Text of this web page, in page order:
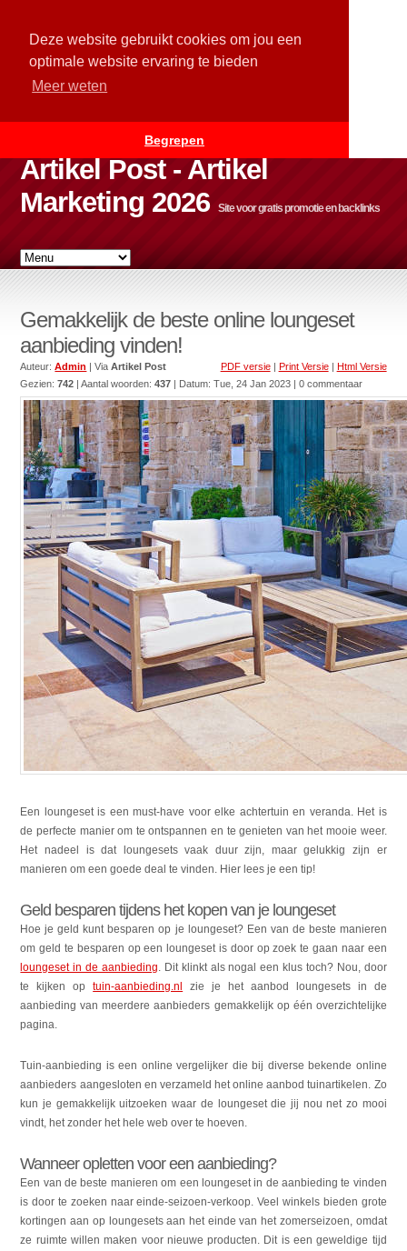
Deze website gebruikt cookies om jou een
optimale website ervaring te bieden
Meer weten
Begrepen
Artikel Post - Artikel
Marketing 2026
Site voor gratis promotie en backlinks
Gemakkelijk de beste online loungeset
aanbieding vinden!
PDF versie| Print Versie| Html Versie
Auteur:Admin | ViaArtikel Post
Gezien:742 | Aantal woorden:437 | Datum:Tue, 24 Jan 2023 | 0 commentaar
Een loungeset is een must-have voor elke achtertuin en veranda. Het is
de perfecte manier om te ontspannen en te genieten van het mooie weer.
Het nadeel is dat loungesets vaak duur zijn, maar gelukkig zijn er
manieren om een goede deal te vinden. Hier lees je een tip!
Geld besparen tijdens het kopen van je loungeset
Hoe je geld kunt besparen op je loungeset? Een van de beste manieren
om geld te besparen op een loungeset is door op zoek te gaan naar een
loungeset in de aanbieding. Dit klinkt als nogal een klus toch? Nou, door
te kijken optuin-aanbieding.nl zie je het aanbod loungesets in de
aanbieding van meerdere aanbieders gemakkelijk op één overzichtelijke
pagina.
Tuin-aanbieding is een online vergelijker die bij diverse bekende online
aanbieders aangesloten en verzameld het online aanbod tuinartikelen. Zo
kun je gemakkelijk uitzoeken waar de loungeset die jij nou net zo mooi
vindt, het zonder het hele web over te hoeven.
Wanneer opletten voor een aanbieding?
Een van de beste manieren om een loungeset in de aanbieding te vinden
is door te zoeken naar einde-seizoen-verkoop. Veel winkels bieden grote
kortingen aan op loungesets aan het einde van het zomerseizoen, omdat
ze ruimte willen maken voor nieuwe producten. Dit is een geweldige tijd